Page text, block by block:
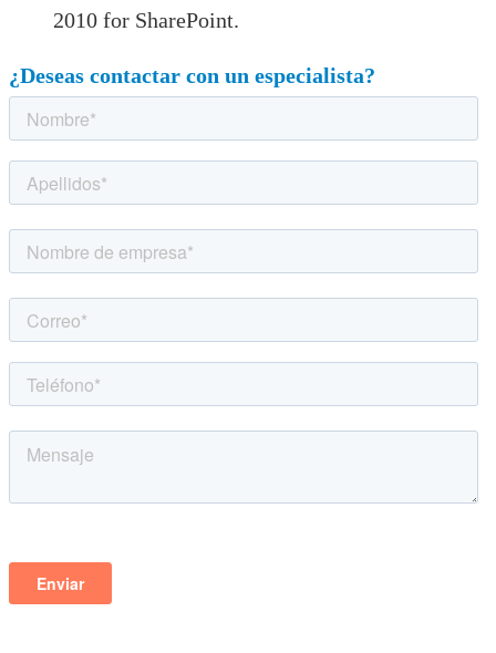
2010 for SharePoint.
¿Deseas contactar con un especialista?